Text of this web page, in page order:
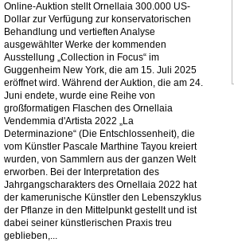
Online-Auktion stellt Ornellaia 300.000 US-
Dollar zur Verfügung zur konservatorischen
Behandlung und vertieften Analyse
ausgewählter Werke der kommenden
Ausstellung „Collection in Focus“ im
Guggenheim New York, die am 15. Juli 2025
eröffnet wird. Während der Auktion, die am 24.
Juni endete, wurde eine Reihe von
großformatigen Flaschen des Ornellaia
Vendemmia d'Artista 2022 „La
Determinazione“ (Die Entschlossenheit), die
vom Künstler Pascale Marthine Tayou kreiert
wurden, von Sammlern aus der ganzen Welt
erworben. Bei der Interpretation des
Jahrgangscharakters des Ornellaia 2022 hat
der kamerunische Künstler den Lebenszyklus
der Pflanze in den Mittelpunkt gestellt und ist
dabei seiner künstlerischen Praxis treu
geblieben,...